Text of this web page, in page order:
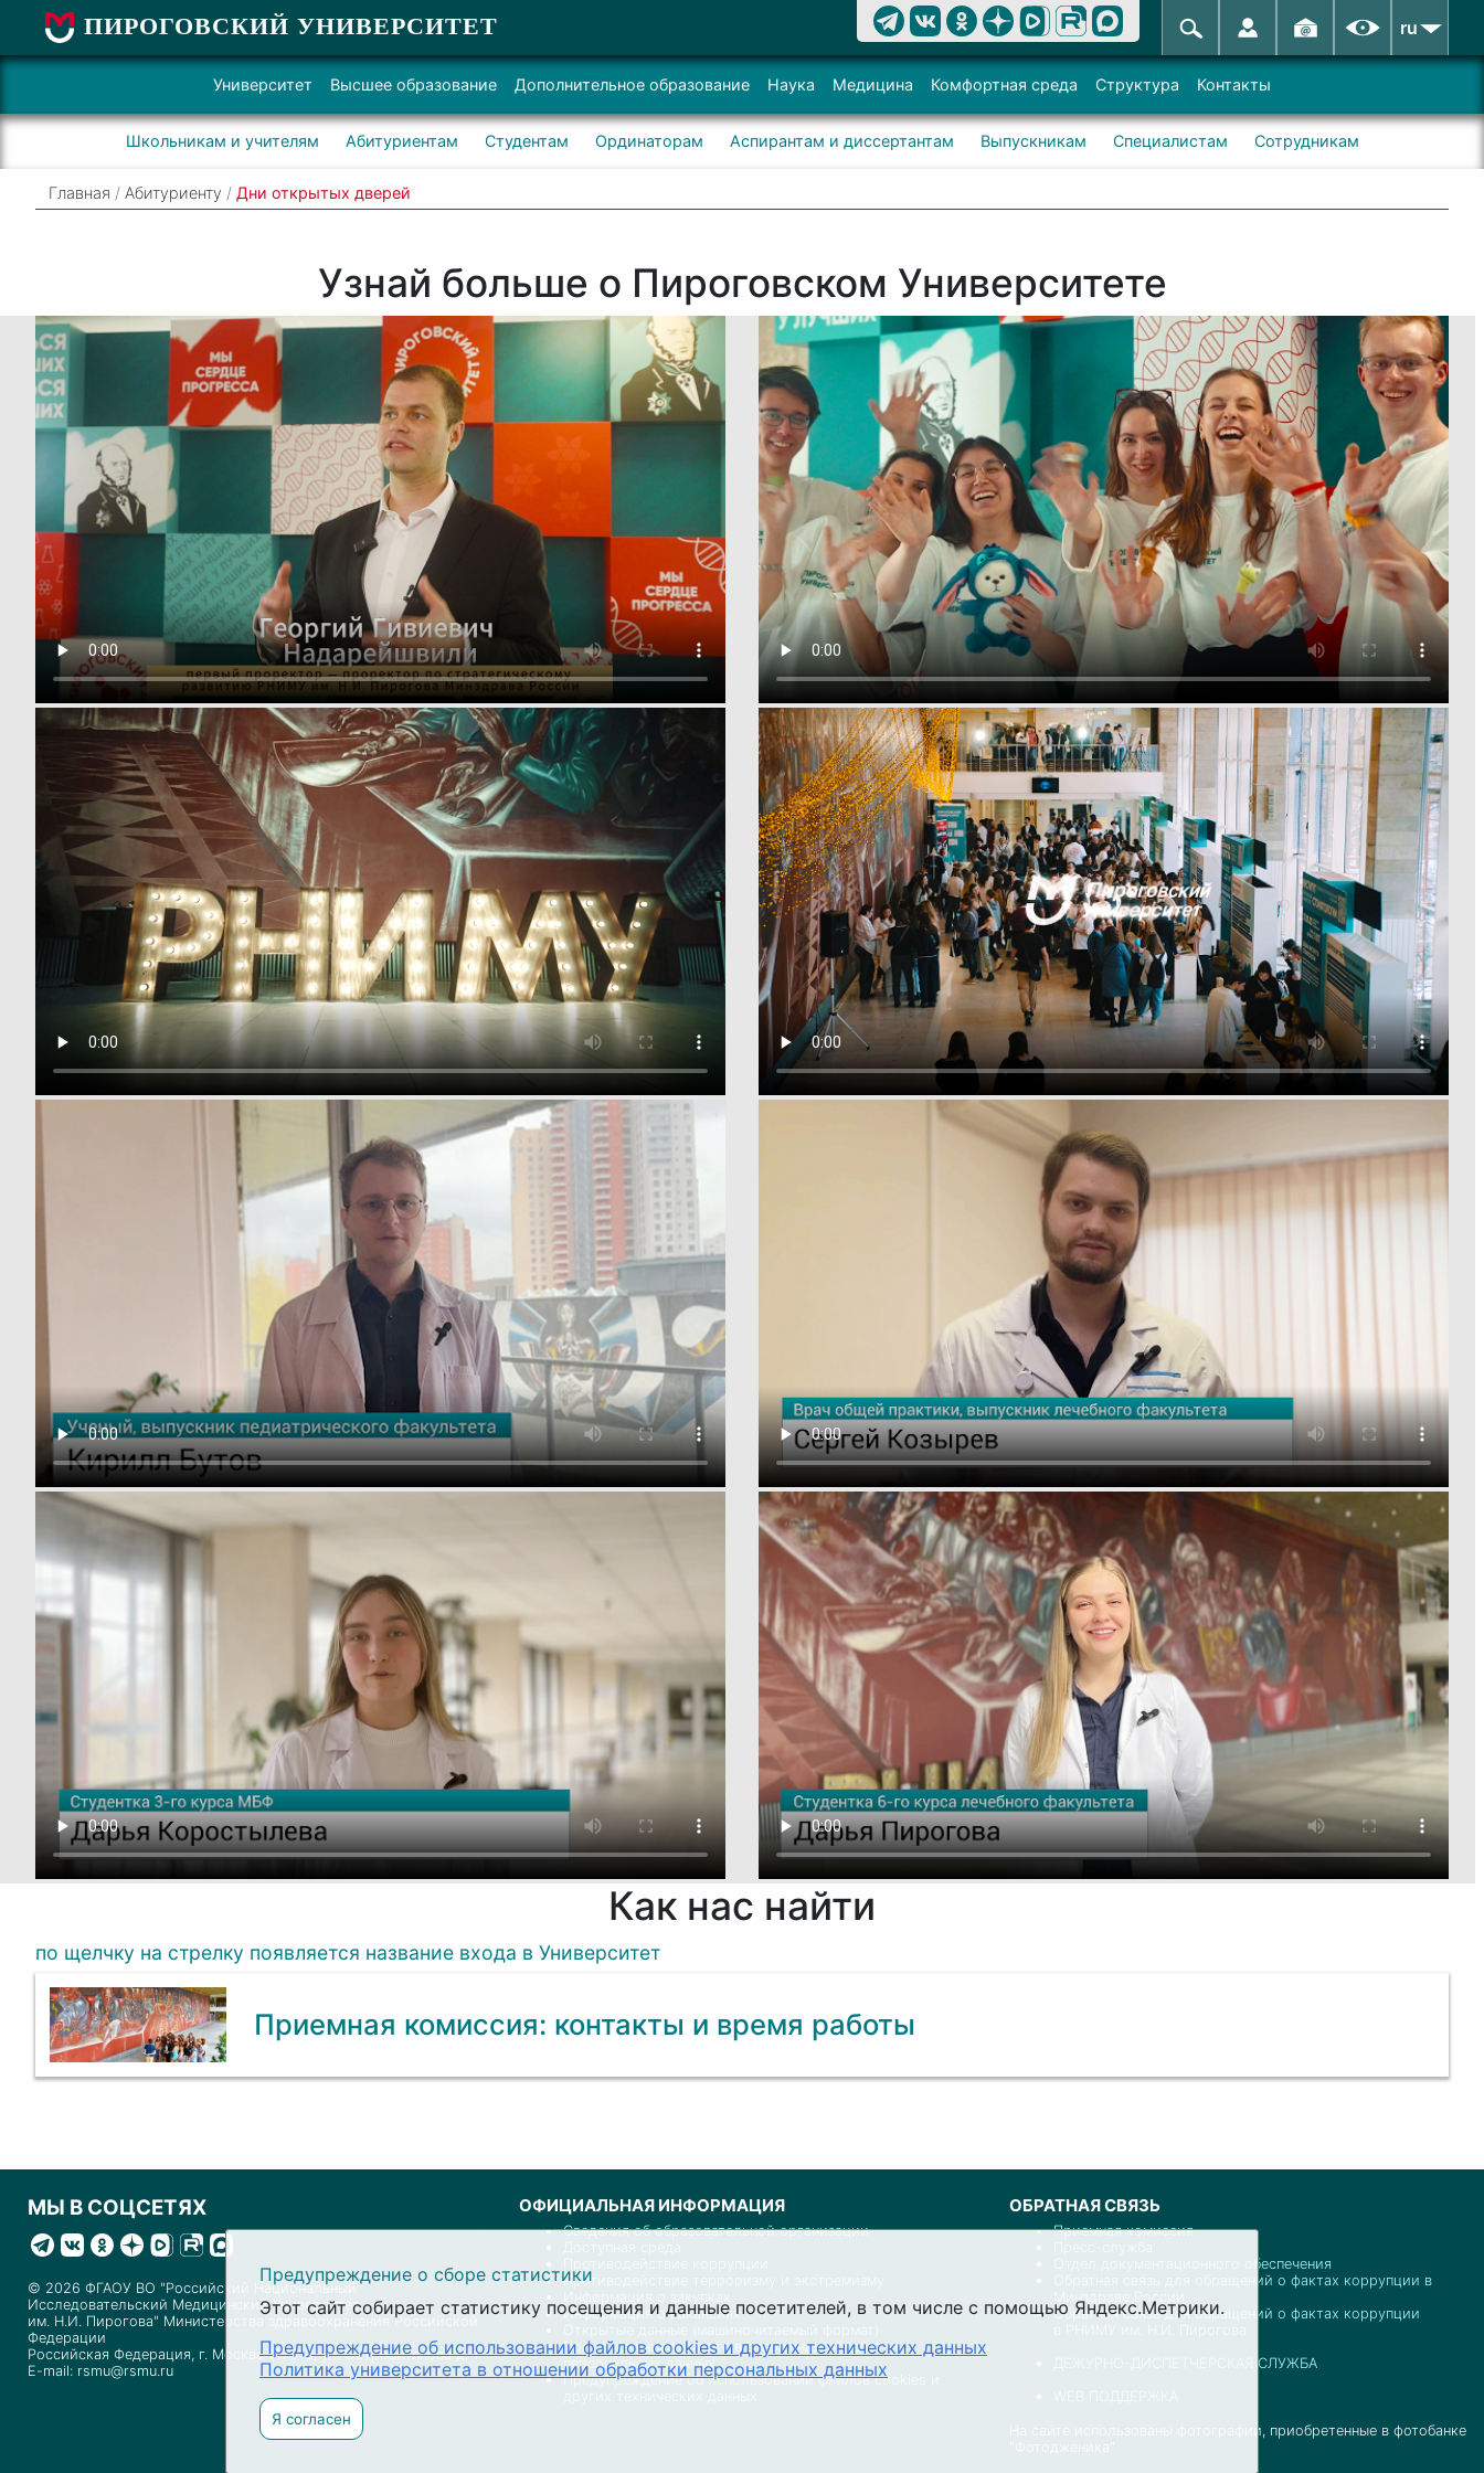
ПИРОГОВСКИЙ УНИВЕРСИТЕТ ru
Университет Высшее образование Дополнительное образование Наука Медицина Комфортная среда Структура Контакты
Школьникам и учителям Абитуриентам Студентам Ординаторам Аспирантам и диссертантам Выпускникам Специалистам Сотрудникам
Главная / Абитуриенту / Дни открытых дверей
Узнай больше о Пироговском Университете
Как нас найти
по щелчку на стрелку появляется название входа в Университет
Приемная комиссия: контакты и время работы
МЫ В СОЦСЕТЯХ
© 2026 ФГАОУ ВО "Российский Национальный
Исследовательский Медицинский Университет
им. Н.И. Пирогова" Министерства здравоохранения Российской
Федерации
Российская Федерация, г. Москва 117513, ул. Островитянова д. 1
E-mail: rsmu@rsmu.ru
ОФИЦИАЛЬНАЯ ИНФОРМАЦИЯ
Сведения об образовательной организации
Противодействие терроризму и экстремизму
Информация о вакансиях
Политика университета в отношении обработки
персональных данных
Предупреждение об использовании файлов cookies и
ОБРАТНАЯ СВЯЗЬ
Приемная комиссия
Отдел документационного обеспечения
Обратная связь для обращений о фактах коррупции в
Минздраве России
Обратная связь для обращений о фактах коррупции
ДЕЖУРНО-ДИСПЕТЧЕРСКАЯ СЛУЖБА
На сайте использованы фотографии, приобретенные в фотобанке
"Фотодженика"
Предупреждение о сборе статистики
Этот сайт собирает статистику посещения и данные посетителей, в том числе с помощью Яндекс.Метрики.
Предупреждение об использовании файлов cookies и других технических данных
Политика университета в отношении обработки персональных данных
Я согласен